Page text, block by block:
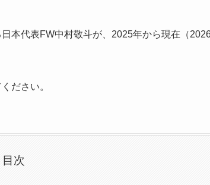
本代表FW中村敬斗が、2025年から現在（
ださい。
目次